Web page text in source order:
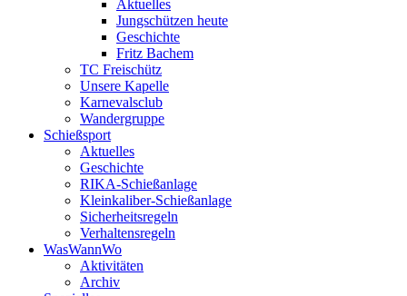
Aktuelles
Jungschützen heute
Geschichte
Fritz Bachem
TC Freischütz
Unsere Kapelle
Karnevalsclub
Wandergruppe
Schießsport
Aktuelles
Geschichte
RIKA-Schießanlage
Kleinkaliber-Schießanlage
Sicherheitsregeln
Verhaltensregeln
WasWannWo
Aktivitäten
Archiv